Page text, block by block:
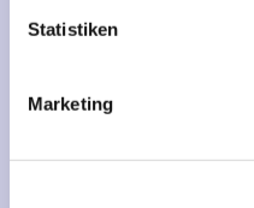
Statistiken
Marketing